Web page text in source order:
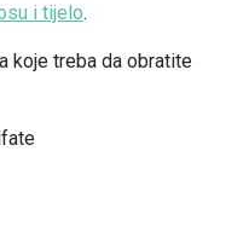
i tijelo.
koje treba da obratite